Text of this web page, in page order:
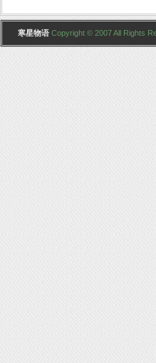
寒星物语 Copyright © 2007 All Rights